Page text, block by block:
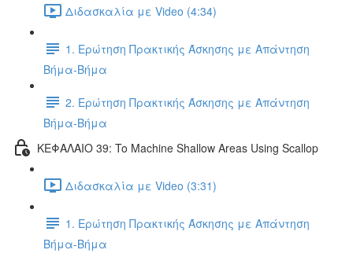
Διδασκαλία με Video (4:34)
1. Ερώτηση Πρακτικής Άσκησης με Απάντηση
Βήμα-Βήμα
2. Ερώτηση Πρακτικής Άσκησης με Απάντηση
Βήμα-Βήμα
ΚΕΦΑΛΑΙΟ 39: To Machine Shallow Areas Using Scallop
Διδασκαλία με Video (3:31)
1. Ερώτηση Πρακτικής Άσκησης με Απάντηση
Βήμα-Βήμα